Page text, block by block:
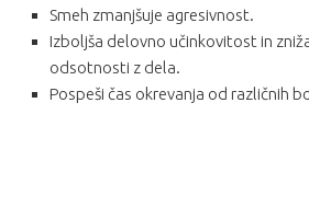
Smeh zmanjšuje agresivnost.
Izboljša delovno učinkovitost in
odsotnosti z dela.
Pospeši čas okrevanja od različnih